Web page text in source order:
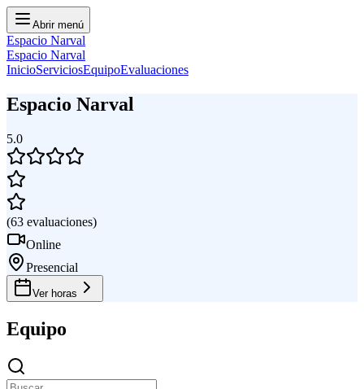
Abrir menú
Espacio Narval
Espacio Narval
InicioServiciosEquipoEvaluaciones
Espacio Narval
5.0
(63 evaluaciones)
Online
Presencial
Ver horas
Equipo